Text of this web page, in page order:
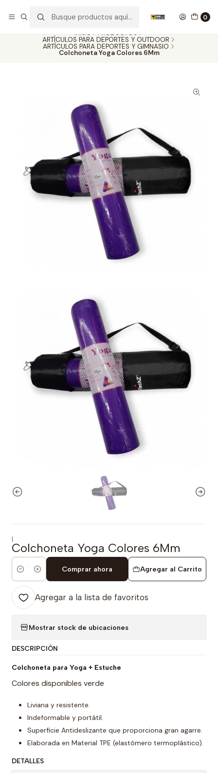
0
Inicio
PRODUCTOS
ARTÍCULOS PARA DEPORTES Y OUTDOOR
ARTÍCULOS PARA DEPORTES Y GIMNASIO
Colchoneta Yoga Colores 6Mm
|
Colchoneta Yoga Colores 6Mm
Cantidad
Agregar al Carrito
Comprar ahora
Agregar a la lista de favoritos
Mostrar stock de ubicaciones
DESCRIPCIÓN
Colchoneta para Yoga + Estuche
Colores disponibles verde
Liviana y resistente.
Indeformable y portátil.
Superficie Antideslizante que proporciona gran agarre.
Elaborada en Material TPE (elastómero termoplástico).
DETALLES